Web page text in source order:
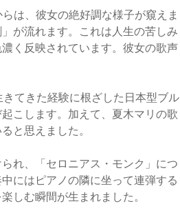
は、彼女の絶好調な様子が窺えま
が流れます。これは人生の苦しみ
く反映されています。彼女の歌声
てきた経験に根ざした日本型ブル
こします。加えて、夏木マリの歌
と思えました。
れ、「セロニアス・モンク」につ
にはピアノの隣に坐って連弾する
しむ瞬間が生まれました。